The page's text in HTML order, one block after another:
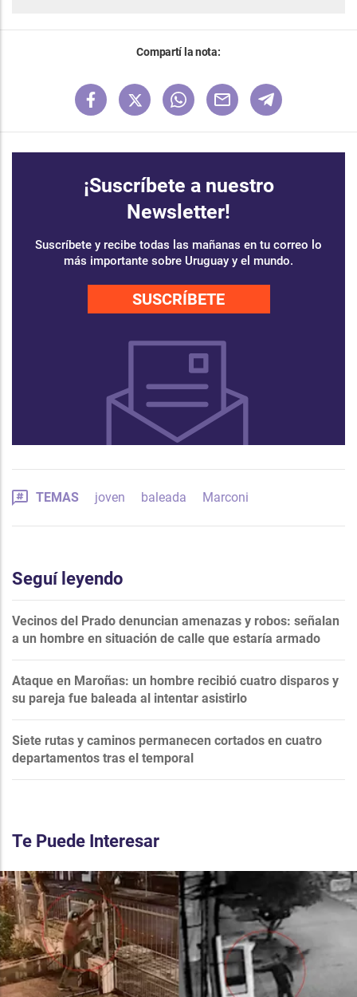
Compartí la nota:
¡Suscríbete a nuestro
Newsletter!
Suscríbete y recibe todas las mañanas en tu correo lo
más importante sobre Uruguay y el mundo.
SUSCRÍBETE
TEMAS joven baleada Marconi
Seguí leyendo
Vecinos del Prado denuncian amenazas y robos: señalan
a un hombre en situación de calle que estaría armado
Ataque en Maroñas: un hombre recibió cuatro disparos y
su pareja fue baleada al intentar asistirlo
Siete rutas y caminos permanecen cortados en cuatro
departamentos tras el temporal
Te Puede Interesar